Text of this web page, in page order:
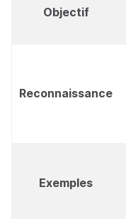
Objectif
Reconnaissance
Exemples